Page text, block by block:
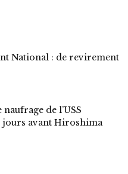
National : de revirement
de l’USS
avant Hiroshima